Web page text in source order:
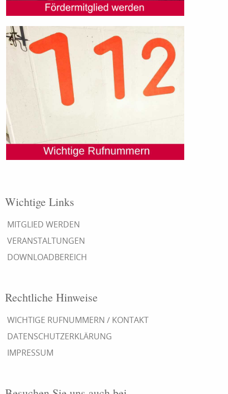
Wichtige Links
MITGLIED WERDEN
VERANSTALTUNGEN
DOWNLOADBEREICH
Rechtliche Hinweise
WICHTIGE RUFNUMMERN / KONTAKT
DATENSCHUTZERKLÄRUNG
IMPRESSUM